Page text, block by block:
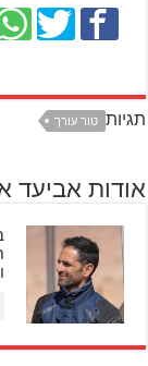
תגיות טור עורך
אודות אביעד